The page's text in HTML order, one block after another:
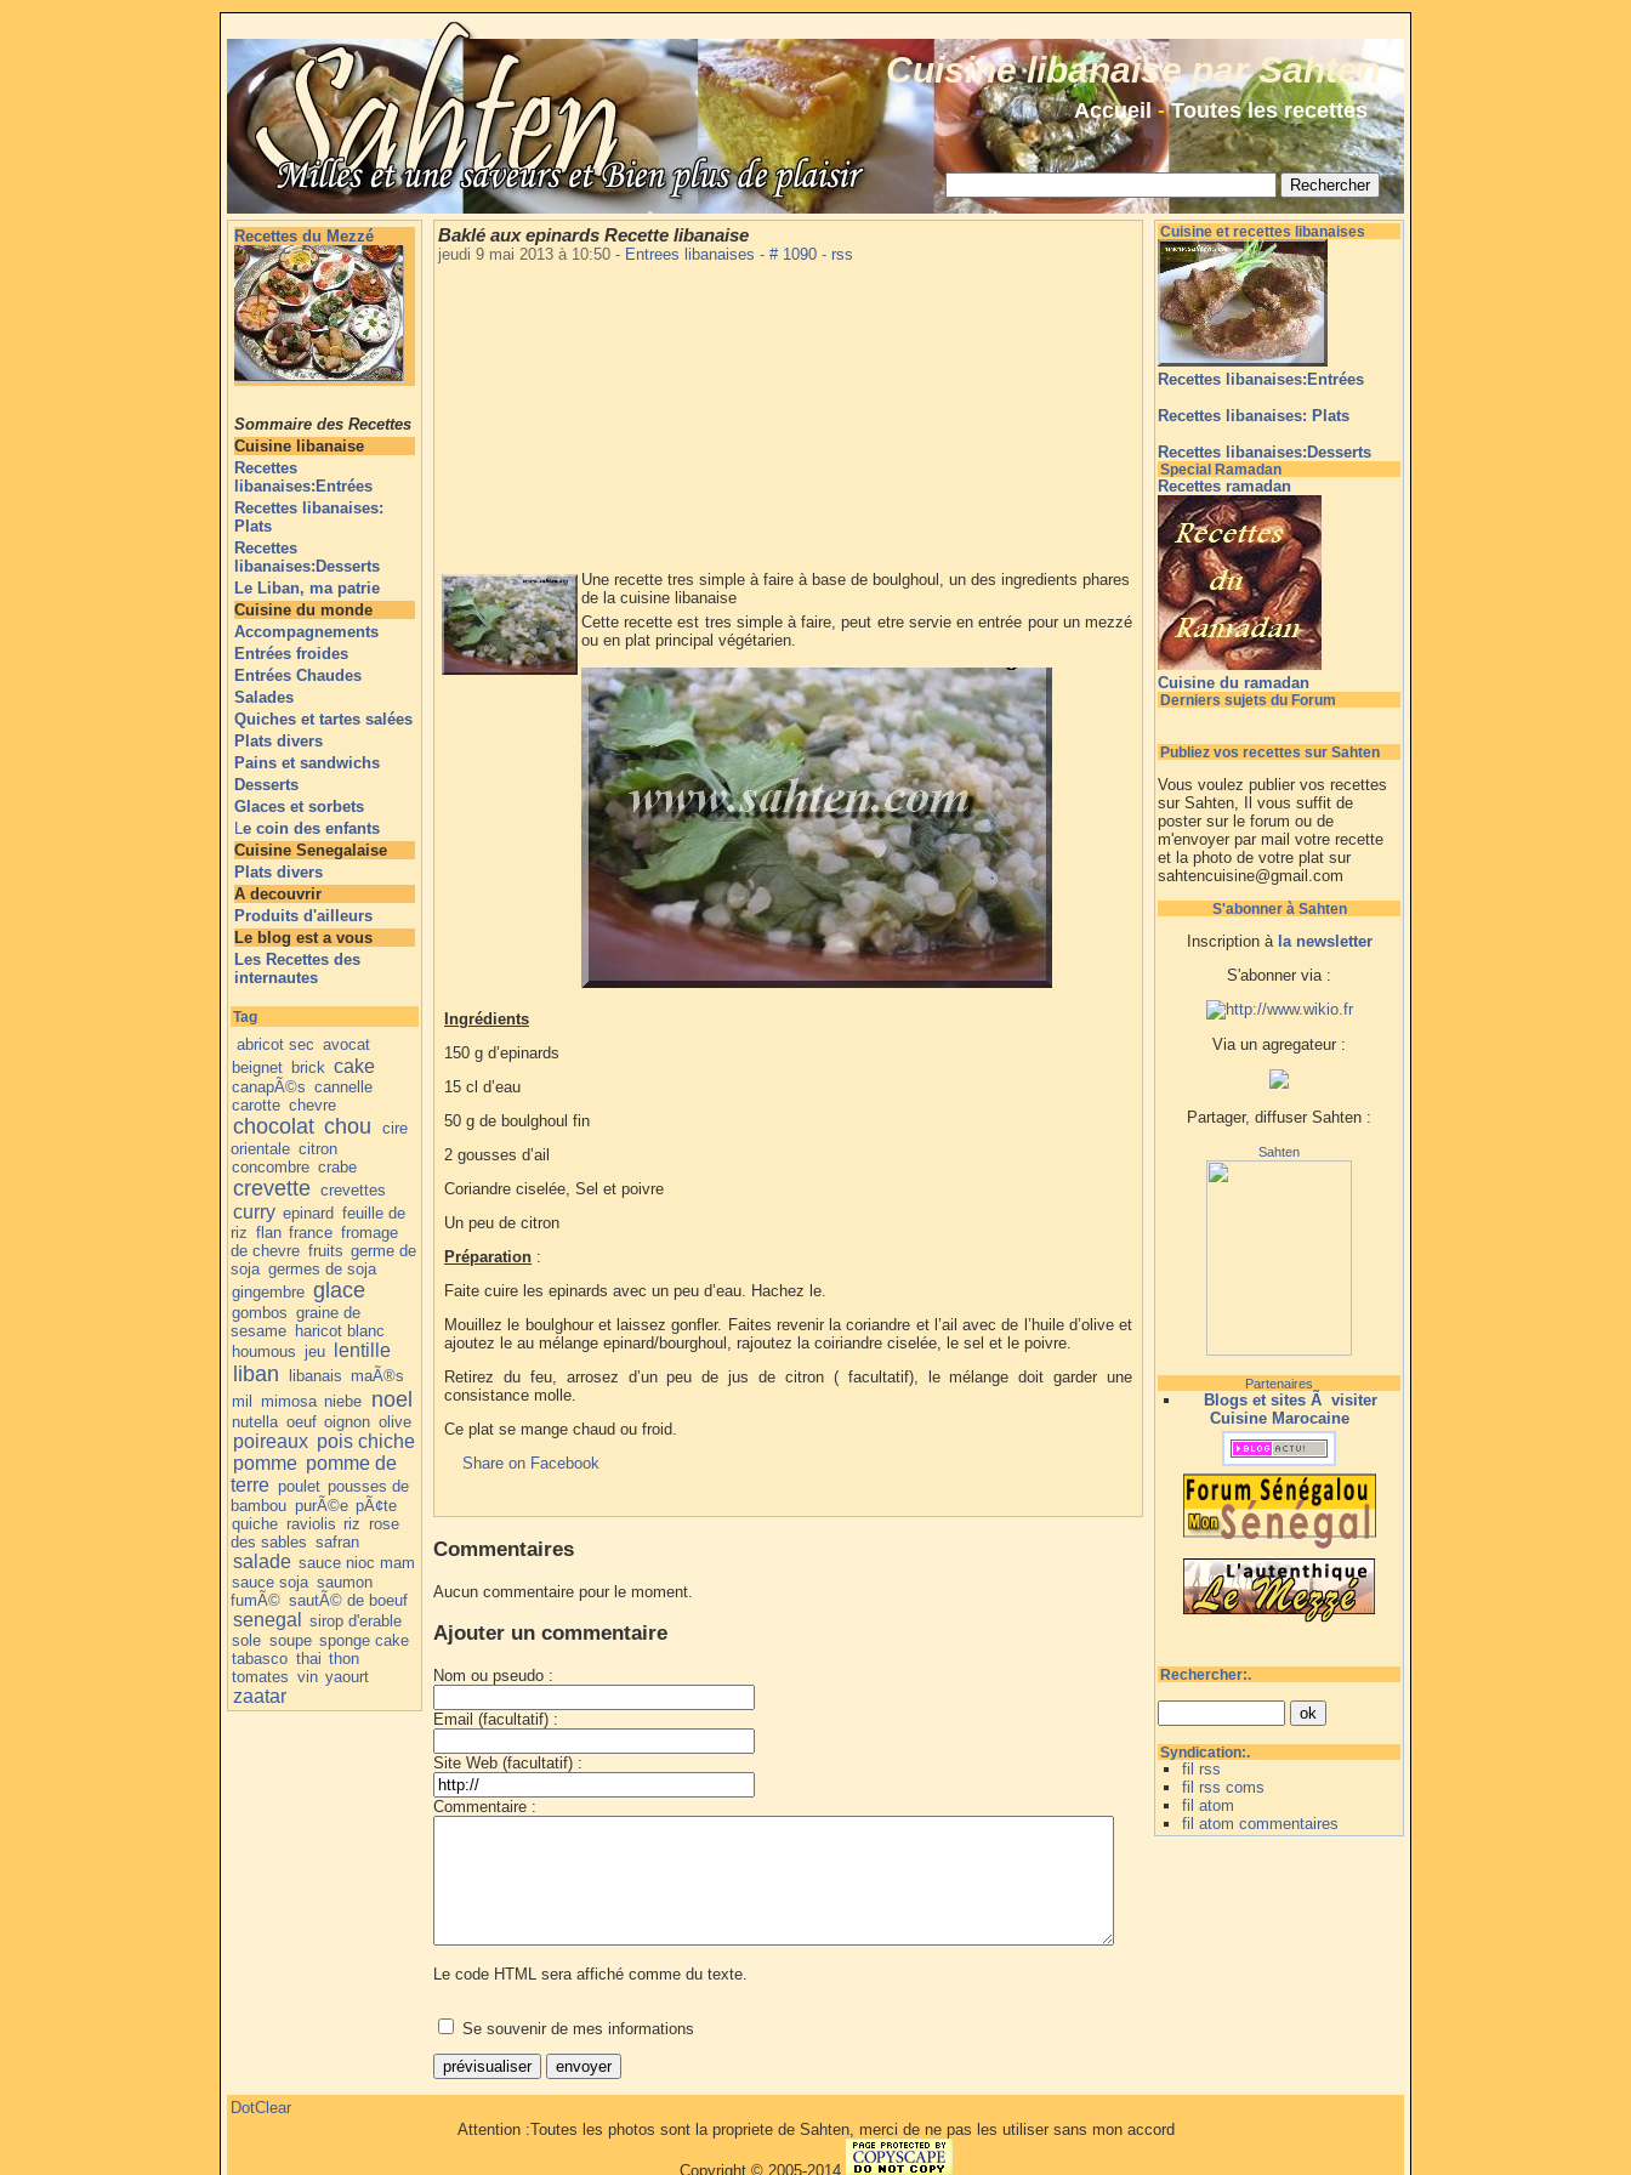
Cuisine libanaise par Sahten
Accueil-Toutes les recettes
Recettes du Mezzé
Sommaire des Recettes
Cuisine libanaise
Recettes
libanaises:Entrées
Recettes libanaises:
Plats
Recettes
libanaises:Desserts
Le Liban, ma patrie
Cuisine du monde
Accompagnements
Entrées froides
Entrées Chaudes
Salades
Quiches et tartes salées
Plats divers
Pains et sandwichs
Desserts
Glaces et sorbets
Le coin des enfants
Cuisine Senegalaise
Plats divers
A decouvrir
Produits d'ailleurs
Le blog est a vous
Les Recettes des
internautes
Tag
abricot sec avocat
beignet brick cake
canapÃ©s cannelle
carotte chevre
chocolat chou
cire
orientale citron
concombre crabe
crevette crevettes
curry epinard feuille de
riz flan france fromage
de chevre fruits germe de
soja germes de soja
gingembre glace
gombos graine de
sesame haricot blanc
houmous jeu lentille
liban libanais maÃ®s
mil mimosa niebe noel
nutella oeuf oignon olive
poireaux pois chiche
pomme pomme de
terre poulet pousses de
bambou purÃ©e pÃ¢te
quiche raviolis riz rose
des sables safran
salade sauce nioc mam
sauce soja saumon
fumÃ© sautÃ© de boeuf
senegal
sirop d'erable
sole soupe sponge cake
tabasco thai thon
tomates vin yaourt
zaatar
Baklé aux epinards Recette libanaise
jeudi 9 mai 2013 à 10:50 - Entrees libanaises - # 1090 - rss
Une recette tres simple à faire à base de boulghoul, un des ingredients phares
de la cuisine libanaise
Cette recette est tres simple à faire, peut etre servie en entrée pour un mezzé
ou en plat principal végétarien.
Ingrédients
150 g d’epinards
15 cl d’eau
50 g de boulghoul fin
2 gousses d’ail
Coriandre ciselée, Sel et poivre
Un peu de citron
Préparation :
Faite cuire les epinards avec un peu d’eau. Hachez le.
Mouillez le boulghour et laissez gonfler. Faites revenir la coriandre et l’ail avec de l’huile d’olive et
ajoutez le au mélange epinard/bourghoul, rajoutez la coiriandre ciselée, le sel et le poivre.
Retirez du feu, arrosez d’un peu de jus de citron ( facultatif), le mélange doit garder une
consistance molle.
Ce plat se mange chaud ou froid.
Share on Facebook
Commentaires
Aucun commentaire pour le moment.
Ajouter un commentaire
Nom ou pseudo :
Email (facultatif) :
Site Web (facultatif) :
Commentaire :
Le code HTML sera affiché comme du texte.
Se souvenir de mes informations
Cuisine et recettes libanaises
Recettes libanaises:Entrées
Recettes libanaises: Plats
Recettes libanaises:Desserts
Special Ramadan
Recettes ramadan
Cuisine du ramadan
Derniers sujets du Forum
Publiez vos recettes sur Sahten
Vous voulez publier vos recettes
sur Sahten, Il vous suffit de
poster sur le forum ou de
m'envoyer par mail votre recette
et la photo de votre plat sur
sahtencuisine@gmail.com
S'abonner à Sahten
Inscription à la newsletter
S'abonner via :
Via un agregateur :
Partager, diffuser Sahten :
Sahten
Partenaires
Blogs et sites Ã visiter
Cuisine Marocaine
Rechercher:.
Syndication:.
fil rss
fil rss coms
fil atom
fil atom commentaires
DotClear
Attention :Toutes les photos sont la propriete de Sahten, merci de ne pas les utiliser sans mon accord
Copyright © 2005-2014